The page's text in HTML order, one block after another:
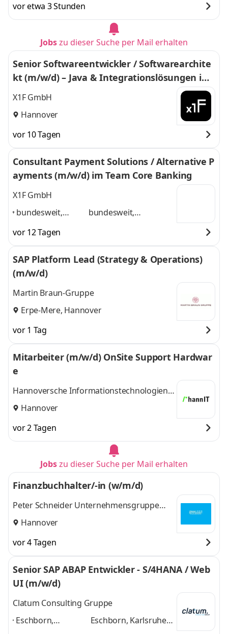
Düsseldorf, Essen,
Bielefeld,
Hannoverund 4
weitere
vor etwa 3 Stunden
Jobszu dieser Suche per Mail erhalten
Senior Softwareentwickler / Softwarearchite
kt (m/w/d) – Java & Integrationslösungen im
Team Engineering, Visuals & Architecture
X1F GmbH
Hannover
vor 10 Tagen
Consultant Payment Solutions / Alternative P
ayments (m/w/d) im Team Core Banking
X1F GmbH
bundesweit,
Frankfurt,
Hamburg,
Hannover,
München
bundesweit,
Münchenund 3
weitere
vor 12 Tagen
SAP Platform Lead (Strategy & Operations)
(m/w/d)
Martin Braun-Gruppe
Erpe-Mere, Hannover
vor 1 Tag
Mitarbeiter (m/w/d) OnSite Support Hardwar
e
Hannoversche Informationstechnologien
AöRHannover
vor 2 Tagen
Jobszu dieser Suche per Mail erhalten
Finanzbuchhalter/-in (w/m/d)
Peter Schneider Unternehmensgruppe
GmbH & Co. KG
Hannover
vor 4 Tagen
Senior SAP ABAP Entwickler - S/4HANA / Web
UI (m/w/d)
Clatum Consulting Gruppe
Eschborn,
Eschborn, Karlsruhe,